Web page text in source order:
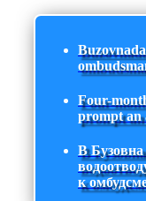
Four-
prompt an
В
к